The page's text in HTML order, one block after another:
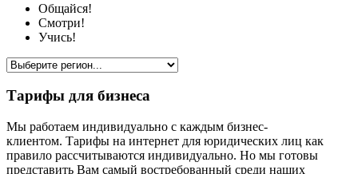
Общайся!
Смотри!
Учись!
Тарифы для бизнеса
Мы работаем индивидуально с каждым бизнес-
клиентом. Тарифы на интернет для юридических лиц как
правило рассчитываются индивидуально. Но мы готовы
представить Вам самый востребованный среди наших